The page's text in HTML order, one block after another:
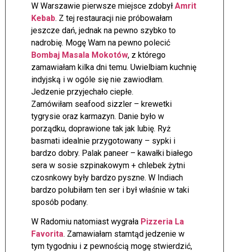
W Warszawie pierwsze miejsce zdobył Amrit
Kebab. Z tej restauracji nie próbowałam
jeszcze dań, jednak na pewno szybko to
nadrobię. Mogę Wam na pewno polecić
Bombaj Masala Mokotów, z którego
zamawiałam kilka dni temu. Uwielbiam kuchnię
indyjską i w ogóle się nie zawiodłam.
Jedzenie przyjechało ciepłe.
Zamówiłam seafood sizzler – krewetki
tygrysie oraz karmazyn. Danie było w
porządku, doprawione tak jak lubię. Ryż
basmati idealnie przygotowany – sypki i
bardzo dobry. Palak paneer – kawałki białego
sera w sosie szpinakowym + chlebek żytni
czosnkowy były bardzo pyszne. W Indiach
bardzo polubiłam ten ser i był właśnie w taki
sposób podany.
W Radomiu natomiast wygrała Pizzeria La
Favorita. Zamawiałam stamtąd jedzenie w
tym tygodniu i z pewnością mogę stwierdzić,